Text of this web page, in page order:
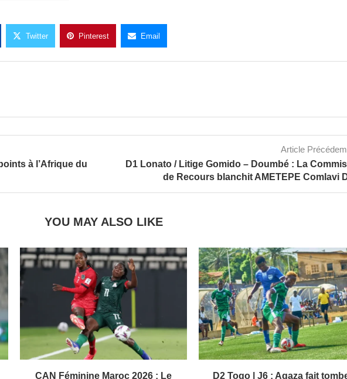
Twitter Pinterest Email
à l’Afrique du
Article
D1 Lonato / Litige Gomido – Doumbé : La
de Recours blanchit AMETEPE Comlavi
YOU MAY ALSO LIKE
CAN Féminine Maroc 2026 : Le
D2 Togo | J6 : Agaza fait